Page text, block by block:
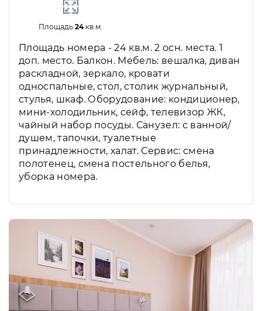
Площадь24кв.м.
Площадь номера - 24 кв.м. 2 осн. места. 1
доп. место. Балкон. Мебель: вешалка, диван
раскладной, зеркало, кровати
односпальные, стол, столик журнальный,
стулья, шкаф. Оборудование: кондиционер,
мини-холодильник, сейф, телевизор ЖК,
чайный набор посуды. Санузел: с ванной/
душем, тапочки, туалетные
принадлежности, халат. Сервис: смена
полотенец, смена постельного белья,
уборка номера.